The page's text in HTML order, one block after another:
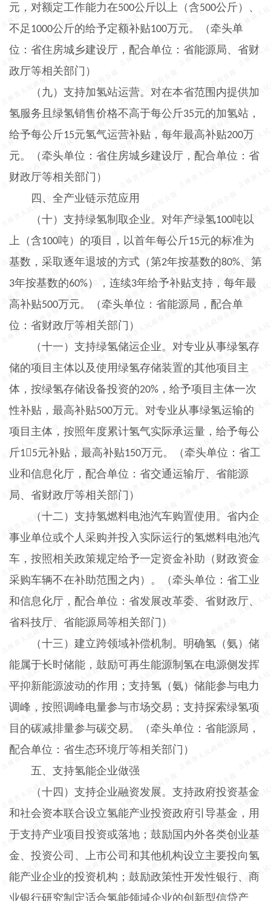
元，对额定工作能力在500公斤以上（含500公斤）、
不足 1000公斤的给予定额补贴100万元。（牵头单
位：省住房城乡建设厅，配合单位：省能源局、省财
政厅等相关部门）
（九）支持加氢站运营。 对在本省范围内提供加
氢服务且绿氢销售价格不高于每公斤35元的加氢站，
给予每公斤15元氢气运营补贴，每年最高补贴200万
元。（牵头单位：省住房城乡建设厅，配合单位：省
财政厅等相关部门）
四、全产业链示范应用
（十）支持绿氢制取企业。 对年产绿氢100吨以
上（含100吨）的项目，以首年每公斤15元的标准为
基数，采取逐年退坡的方式（第2年按基数的80%、第
3年按基数的60%），连续3年给予补贴支持，每年最
高补贴500万元。（牵头单位：省能源局，配合单
位：省财政厅等相关部门）
（十一）支持绿氢储运企业。 对专业从事绿氢存
储的项目主体以及使用绿氢存储装置的其他项目主
体，按绿氢存储设备投资的20% ，给予项目主体一次
性补贴，最高补贴500万元。对专业从事绿氢运输的
项目主体，按照年度累计氢气实际承运量，给予每公
斤15元补贴，最高补贴150万元。（牵头单位：省工
业和信息化厅，配合单位：省交通运输厅、省能源
局、省财政厅等相关部门）
（十二）支持氢燃料电池汽车购置使用。 省内企
事业单位或个人采购并投入实际运行的氢燃料电池汽
车，按照相关政策规定给予一定资金补助（财政资金
采购车辆不在补助范围之内）。（牵头单位：省工业
和信息化厅，配合单位：省发展改革委、省财政厅、
省科技厅、省能源局等相关部门）
（十三）建立跨领域补偿机制。 明确氢（氨）储
能属于长时储能，鼓励可再生能源制氢在电源侧发挥
平抑新能源波动的作用；支持氢（氨）储能参与电力
调峰，按照调峰电量参与市场交易；支持探索绿氢项
目的碳减排量参与碳交易。（牵头单位：省能源局，
配合单位：省生态环境厅等相关部门）
五、支持氢能企业做强
（十四）支持企业融资发展。 支持政府投资基金
和社会资本联合设立氢能产业投资政府引导基金，用
于支持产业项目投资或落地；鼓励国内外各类创业基
金、投资公司、上市公司和其他机构设立主要投向氢
能产业企业的投资机构；鼓励政策性开发性银行、商
业银行研究制定适合氢能领域企业的创新型信贷产